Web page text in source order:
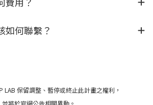
如何聯繫？
LAB 保留調整、暫停或終止此計畫之權利，
並將於官網公告相關異動。